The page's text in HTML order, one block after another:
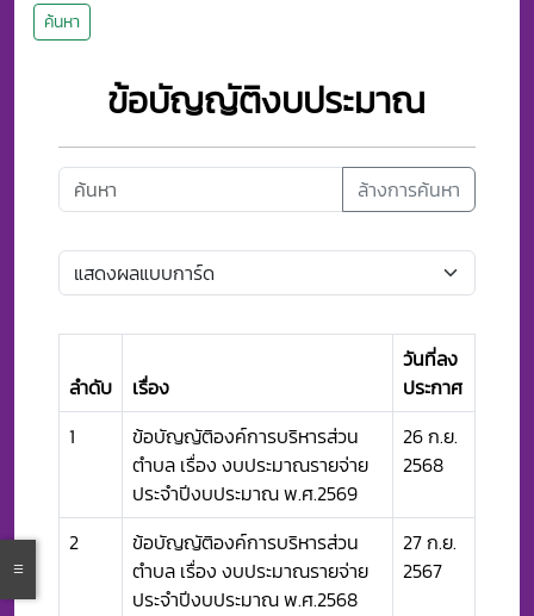
ค้นหา
ข้อบัญญัติงบประมาณ
ล้างการค้นหา
ลำดับ เรื่อง
วันที่ลง
ประกาศ
1
ข้อบัญญัติองค์การบริหารส่วน
ตำบล เรื่อง งบประมาณรายจ่าย
ประจำปีงบประมาณ พ.ศ.2569
26 ก.ย.
2568
2
ข้อบัญญัติองค์การบริหารส่วน
ตำบล เรื่อง งบประมาณรายจ่าย
ประจำปีงบประมาณ พ.ศ.2568
27 ก.ย.
2567